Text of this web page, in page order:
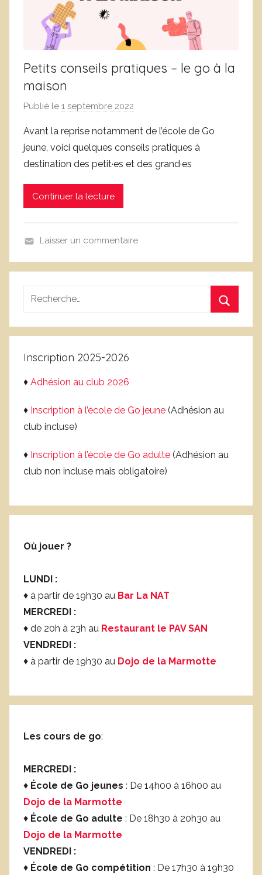
Petits conseils pratiques – le go à la
maison
Publié le 1 septembre 2022
r
L
o
f
b
Avant la reprise notamment de l’école de Go
jeune, voici quelques conseils pratiques à
destination des petit·es et des grand·es
Continuer la lecture
n
Laisser un commentaire
Recherche
:
Inscription 2025-2026
♦ Adhésion au club 2026
♦ Inscription à l’école de Go jeune (Adhésion au
club incluse)
♦ Inscription à l’école de Go adulte (Adhésion au
club non incluse mais obligatoire)
Où jouer ?
LUNDI :
♦ à partir de 19h30 au Bar La NAT
MERCREDI :
♦ de 20h à 23h au Restaurant le PAV SAN
VENDREDI :
♦ à partir de 19h30 au Dojo de la Marmotte
Les cours de go:
MERCREDI :
♦ École de Go jeunes : De 14h00 à 16h00 au
Dojo de la Marmotte
♦ École de Go adulte : De 18h30 à 20h30 au
Dojo de la Marmotte
VENDREDI :
♦ École de Go compétition : De 17h30 à 19h30